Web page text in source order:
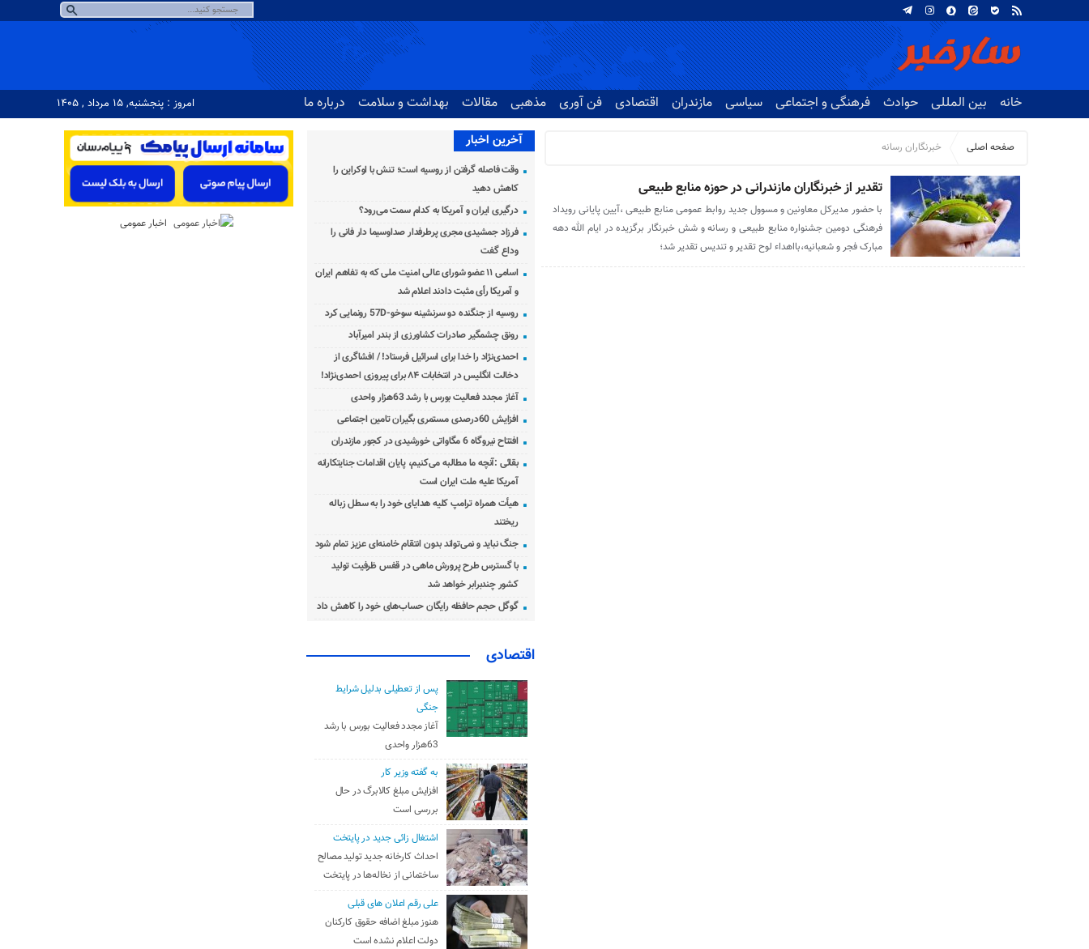
خانه بین المللی حوادث فرهنگی و اجتماعی سیاسی مازندران اقتصادی فن آوری مذهبی مقالات بهداشت و سلامت درباره ما امروز : پنجشنبه, ۱۵ مرداد , ۱۴۰۵
صفحه اصلی خبرنگاران رسانه
تقدیر از خبرنگاران مازندرانی در حوزه منابع طبیعی
با حضور مدیرکل معاونین و مسوول جدید روابط عمومی منابع طبیعی ،آیین پایانی رویداد
فرهنگی دومین جشنواره منابع طبیعی و رسانه و شش خبرنگار برگزیده در ایام الله دهه
مبارک فجر و شعبانیه،بااهداء لوح تقدیر و تندیس تقدیر شد؛
آخرین اخبار
وقت فاصله گرفتن از روسیه است؛ تنش با اوکراین را
کاهش دهید
درگیری ایران و آمریکا به کدام سمت می‌رود؟
فرزاد جمشیدی مجری پرطرفدار صداوسیما دار فانی را
وداع گفت
اسامی ۱۱ عضو شورای عالی امنیت ملی که به تفاهم ایران
و آمریکا رأی مثبت دادند اعلام شد
روسیه از جنگنده دو سرنشینه سوخو-57D رونمایی کرد
رونق چشمگیر صادرات کشاورزی از بندر امیرآباد
احمدی‌نژاد را خدا برای اسرائیل فرستاد! / افشاگری از
دخالت انگلیس در انتخابات ۸۴ برای پیروزی احمدی‌نژاد!
آغاز مجدد فعالیت بورس با رشد 63هزار واحدی
افزایش 60درصدی مستمری بگیران تامین اجتماعی
افتتاح نیروگاه 6 مگاواتی خورشیدی در کجور مازندران
بقائی :آنچه ما مطالبه می‌کنیم، پایان اقدامات جنایتکارانه
آمریکا علیه ملت ایران است
هیأت همراه ترامپ کلیه هدایای خود را به سطل زباله
ریختند
جنگ نباید و نمی‌تواند بدون انتقام خامنه‌ای عزیز تمام شود
با گسترس طرح پرورش ماهی در قفس ظرفیت تولید
کشور چندبرابر خواهد شد
گوگل حجم حافظه رایگان حساب‌های خود را کاهش داد
اقتصادی
پس از تعطیلی بدلیل شرایط
جنگی
آغاز مجدد فعالیت بورس با رشد
63هزار واحدی
به گفته وزیر کار
افزایش مبلغ کالابرگ در حال
بررسی است
اشتغال زائی جدید در پایتخت
احداث کارخانه جدید تولید مصالح
ساختمانی از نخاله‌ها در پایتخت
علی رقم اعلان های قبلی
هنوز مبلغ اضافه حقوق کارکنان
دولت اعلام نشده است
اخبار عمومی